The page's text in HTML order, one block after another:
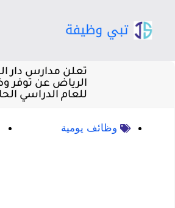
تعلن مدارس دار
الرياض عن توفر
للعام الدراسي الحالي
وظائف يومية